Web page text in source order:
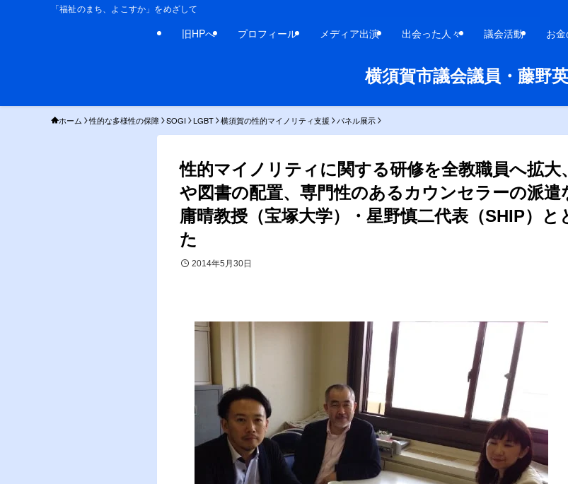
「福祉のまち、よこすか」をめざして
横須賀市議会議員・藤野
旧HPへ プロフィール メディア出演 出会った人々 議会活動 お
ホーム 性的な多様性の保障 SOGI LGBT 横須賀の性的マイノリティ支援 パネル展示
性的マイノリティに関する研修を全教職員へ拡
や図書の配置、専門性のあるカウンセラーの派
庸晴教授（宝塚大学）・星野慎二代表（SHIP）
た
2014年5月30日